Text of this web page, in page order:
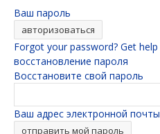
Ваш пароль
Forgot your password? Get help
восстановление пароля
Восстановите свой пароль
Ваш адрес электронной почты